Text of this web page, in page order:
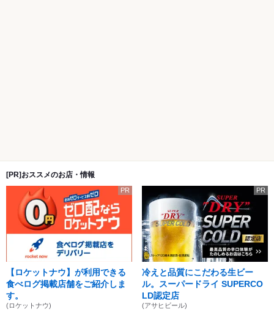
[PR]おススメのお店・情報
PR
【ロケットナウ】が利用できる
食べログ掲載店舗をご紹介しま
す。
(ロケットナウ)
PR
冷えと品質にこだわる生ビー
ル。スーパードライ SUPERCO
LD認定店
(アサヒビール)